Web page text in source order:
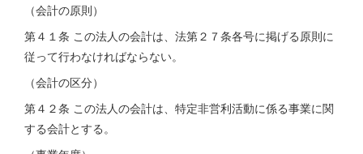
（会計の原則）
第４１条 この法人の会計は、法第２７条各号に掲げる原則に
従って行わなければならない。
（会計の区分）
第４２条 この法人の会計は、特定非営利活動に係る事業に関
する会計とする。